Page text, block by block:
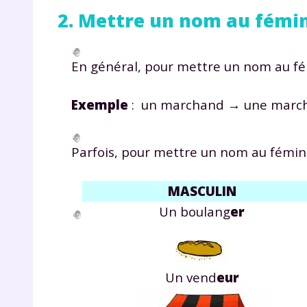
2. Mettre un nom au
En général, pour mettre un nom au
Exemple : un marchand → une
Parfois, pour mettre un nom au
MASCULIN
Un boulanger
Un vendeur
vos